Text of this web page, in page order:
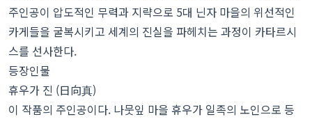
주인공이 압도적인 무력과 지략으로 5대 닌자 마을의 위선적인
카게들을 굴복시키고 세계의 진실을 파헤치는 과정이 카타르시
스를 선사한다.
등장인물
휴우가 진 (日向真)
이 작품의 주인공이다. 나뭇잎 마을 휴우가 일족의 노인으로 등